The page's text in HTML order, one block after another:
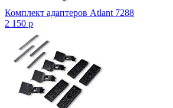
Комплект адаптеров Atlant 7288
2 150 p